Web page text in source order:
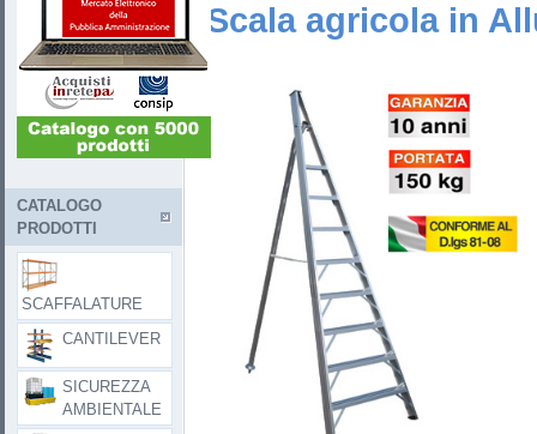
Scala agricola in
CATALOGO
PRODOTTI
SCAFFALATURE
CANTILEVER
SICUREZZA
AMBIENTALE